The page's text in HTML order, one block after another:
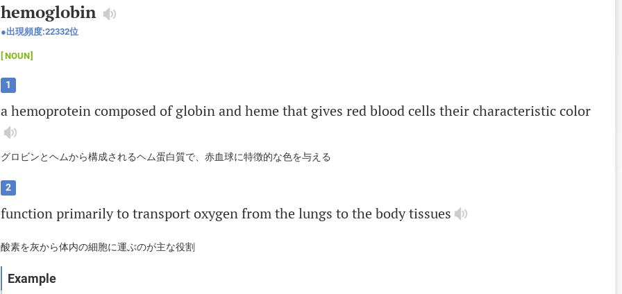
hemoglobin
出現頻度:22332位
NOUN
1
ahemoproteincomposedof globinandheme that gives redbloodcells theircharacteristiccolor
グロビンとヘムから構成されるヘム蛋白質で、赤血球に特徴的な色を与える
2
functionprimarilytotransportoxygenfromthe lungs tothe bodytissues
酸素を灰から体内の細胞に運ぶのが主な役割